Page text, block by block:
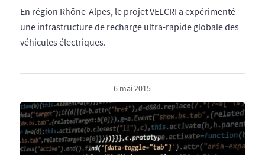
En région Rhône-Alpes, le projet VELCRI a expérimenté
une infrastructure de recharge ultra-rapide globale des
véhicules électriques.
6 mai 2015